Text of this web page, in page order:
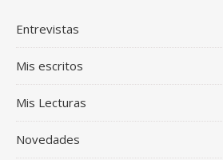
Entrevistas
Mis escritos
Mis Lecturas
Novedades